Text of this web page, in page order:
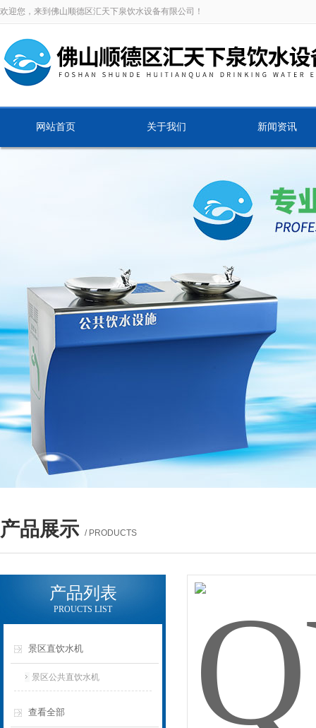
欢迎您，来到佛山顺德区汇天下泉饮水设备有限公司！
网站首页 关于我们 新闻资讯
产品展示 / PRODUCTS
产品列表
PROUCTS LIST
景区直饮水机
景区公共直饮水机
查看全部